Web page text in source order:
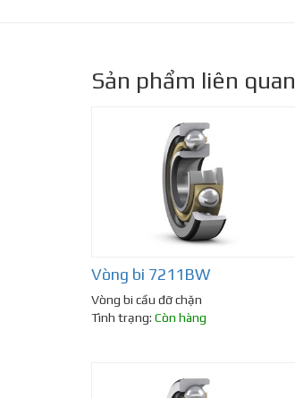
Sản phẩm liên quan
Vòng bi 7211BW
Vòng bi cầu đỡ chặn
Tình trạng: Còn hàng